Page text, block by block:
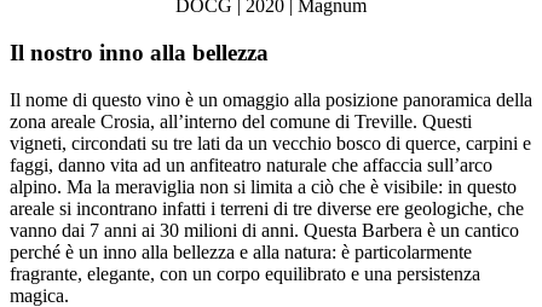
DOCG | 2020 | Magnum
Il nostro inno alla bellezza
Il nome di questo vino è un omaggio alla posizione panoramica della
zona areale Crosia, all’interno del comune di Treville. Questi
vigneti, circondati su tre lati da un vecchio bosco di querce, carpini e
faggi, danno vita ad un anfiteatro naturale che affaccia sull’arco
alpino. Ma la meraviglia non si limita a ciò che è visibile: in questo
areale si incontrano infatti i terreni di tre diverse ere geologiche, che
vanno dai 7 anni ai 30 milioni di anni. Questa Barbera è un cantico
perché è un inno alla bellezza e alla natura: è particolarmente
fragrante, elegante, con un corpo equilibrato e una persistenza
magica.